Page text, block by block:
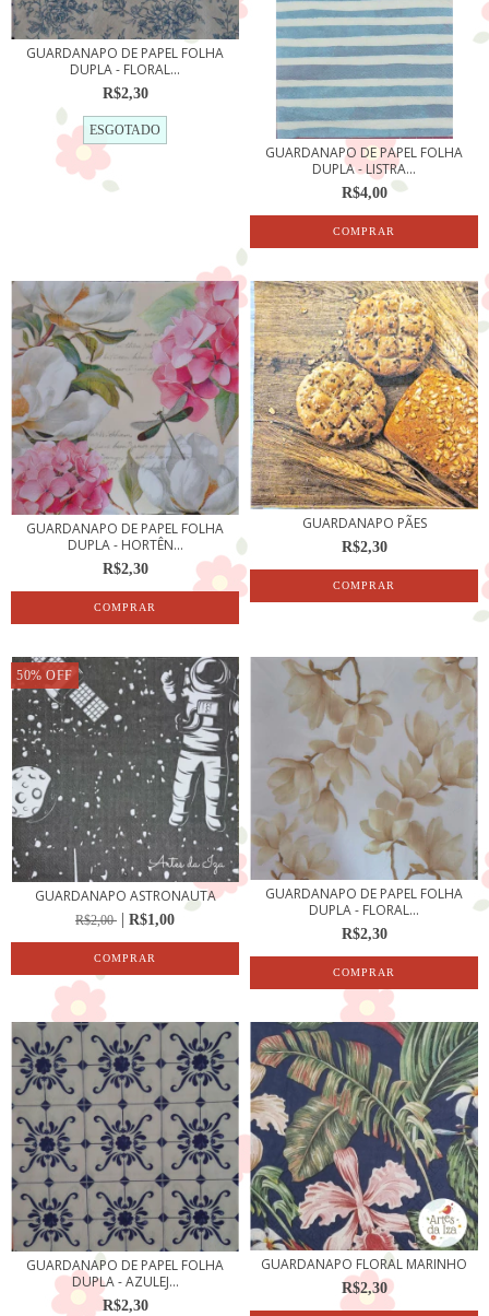
GUARDANAPO DE PAPEL FOLHA
DUPLA - FLORAL...
R$2,30
ESGOTADO
GUARDANAPO DE PAPEL FOLHA
DUPLA - LISTRA...
R$4,00
GUARDANAPO DE PAPEL FOLHA
DUPLA - HORTÊN...
R$2,30
GUARDANAPO PÃES
R$2,30
50% OFF
GUARDANAPO ASTRONAUTA
R$2,00 R$1,00
GUARDANAPO DE PAPEL FOLHA
DUPLA - FLORAL...
R$2,30
GUARDANAPO DE PAPEL FOLHA
DUPLA - AZULEJ...
R$2,30
GUARDANAPO FLORAL MARINHO
R$2,30